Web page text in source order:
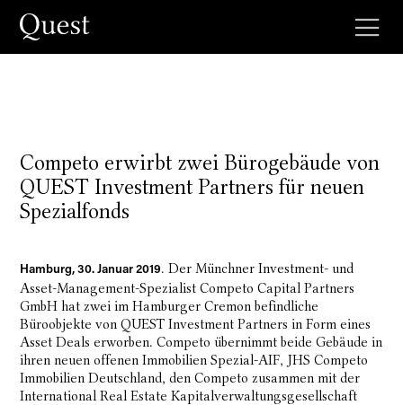
Competo erwirbt zwei Bürogebäude von
QUEST Investment Partners für neuen
Spezialfonds
Hamburg, 30. Januar 2019. Der Münchner Investment- und
Asset-Management-Spezialist Competo Capital Partners
GmbH hat zwei im Hamburger Cremon befindliche
Büroobjekte von QUEST Investment Partners in Form eines
Asset Deals erworben. Competo übernimmt beide Gebäude in
ihren neuen offenen Immobilien Spezial-AIF, JHS Competo
Immobilien Deutschland, den Competo zusammen mit der
International Real Estate Kapitalverwaltungsgesellschaft